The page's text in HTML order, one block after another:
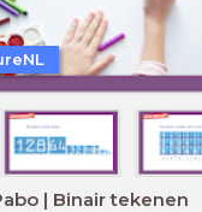
| Binair tekenen